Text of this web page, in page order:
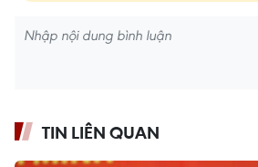
TIN LIÊN QUAN